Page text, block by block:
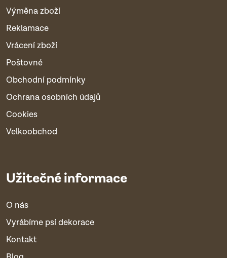
Výměna zboží
Reklamace
Vrácení zboží
Poštovné
Obchodní podmínky
Ochrana osobních údajů
Cookies
Velkoobchod
Užitečné informace
O nás
Vyrábíme psí dekorace
Kontakt